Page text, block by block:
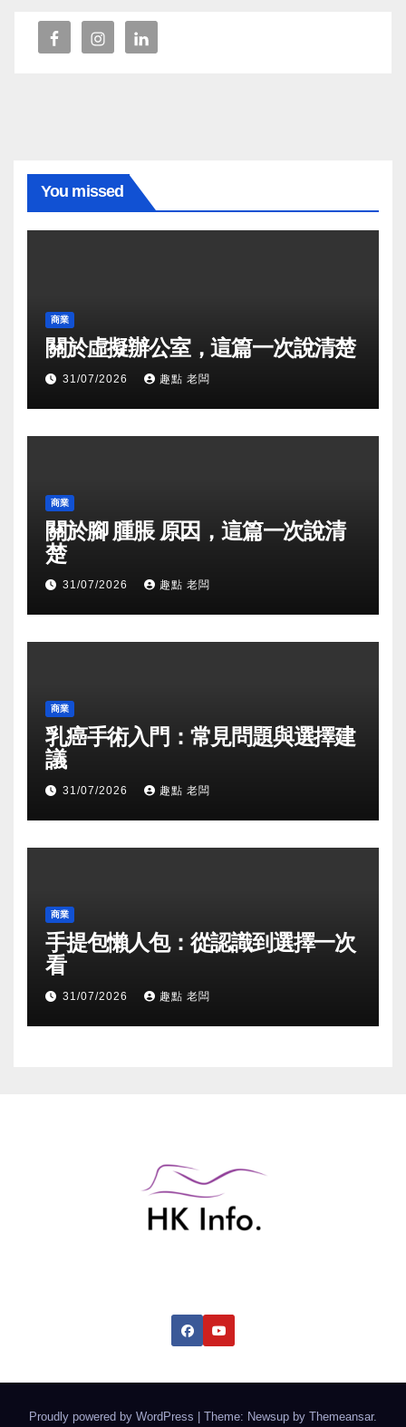
You missed
商業
關於虛擬辦公室，這篇一次說清楚
31/07/2026 趣點 老闆
商業
關於腳 腫脹 原因，這篇一次說清
楚
31/07/2026 趣點 老闆
商業
乳癌手術入門：常見問題與選擇建
議
31/07/2026 趣點 老闆
商業
手提包懶人包：從認識到選擇一次
看
31/07/2026 趣點 老闆
Proudly powered by WordPress | Theme: Newsup by Themeansar.